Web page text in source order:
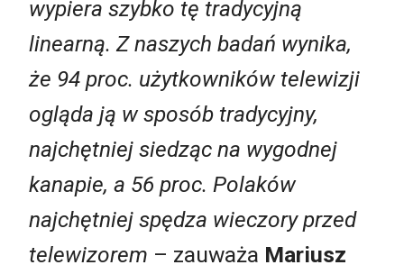
wypiera szybko tę tradycyjną
linearną. Z naszych badań wynika,
że 94 proc. użytkowników telewizji
ogląda ją w sposób tradycyjny,
najchętniej siedząc na wygodnej
kanapie, a 56 proc. Polaków
najchętniej spędza wieczory przed
telewizorem – zauważa Mariusz